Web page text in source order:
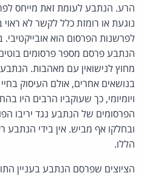
הרע. הנתבע לעומת זאת מייחס
נוגעת או רומזת כלל לקשר לא
לפרשנות הפרסום הוא אובייקטיבי.
הנתבע פרסם מספר פרסומים בוטים,
מחוץ לנישואין עם מאהבות.
בנושאים אחרים, אולם העיסוק
ויומיומי, כך שעוקביו הרבים היו
הפרסומים של הנתבע נגד יריבו
ובחלקו אף מביש. אין בידי
הללו.
הציוצים שפרסם הנתבע בעניין